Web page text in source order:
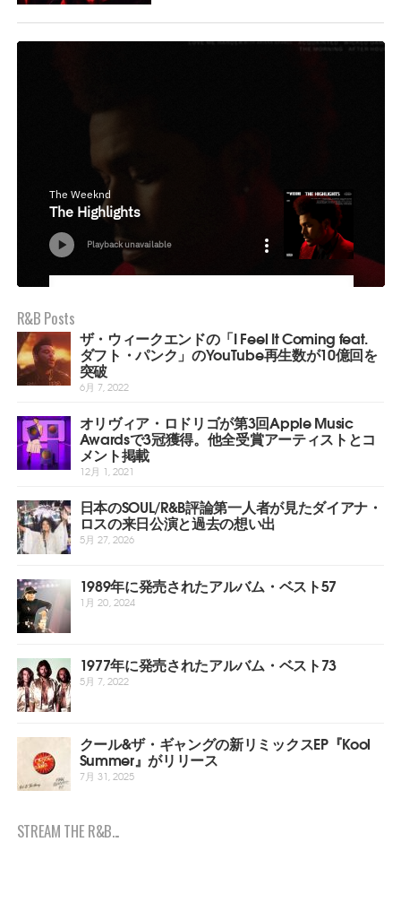
R&B Posts
ザ・ウィークエンドの「I Feel It Coming feat.
ダフト・パンク」のYouTube再生数が10億回を
突破
6月 7, 2022
オリヴィア・ロドリゴが第3回Apple Music
Awardsで3冠獲得。他全受賞アーティストとコ
メント掲載
12月 1, 2021
日本のSOUL/R&B評論第一人者が見たダイアナ・
ロスの来日公演と過去の想い出
5月 27, 2026
1989年に発売されたアルバム・ベスト57
1月 20, 2024
1977年に発売されたアルバム・ベスト73
5月 7, 2022
クール&ザ・ギャングの新リミックスEP『Kool
Summer』がリリース
7月 31, 2025
STREAM THE R&B...